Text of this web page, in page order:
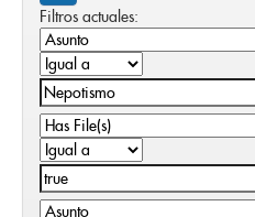
Filtros actuales: